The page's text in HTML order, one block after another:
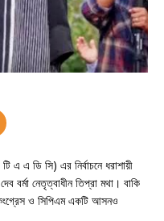
এ এ ডি সি) এর নির্বাচনে ধরাশায়ী
বর্মা নেতৃত্বাধীন তিপ্রা মথা। বাকি
ও সিপিএম একটি আসনও